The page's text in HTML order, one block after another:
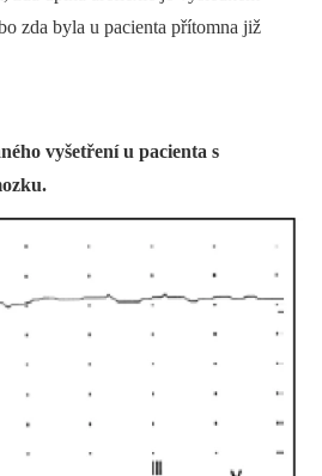
zda byla u pacienta přítomna již
vyšetření u pacienta s